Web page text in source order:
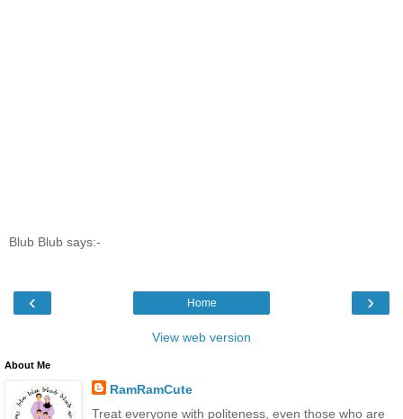
Blub Blub says:-
‹ ›
Home
View web version
About Me
RamRamCute
Treat everyone with politeness, even those who are